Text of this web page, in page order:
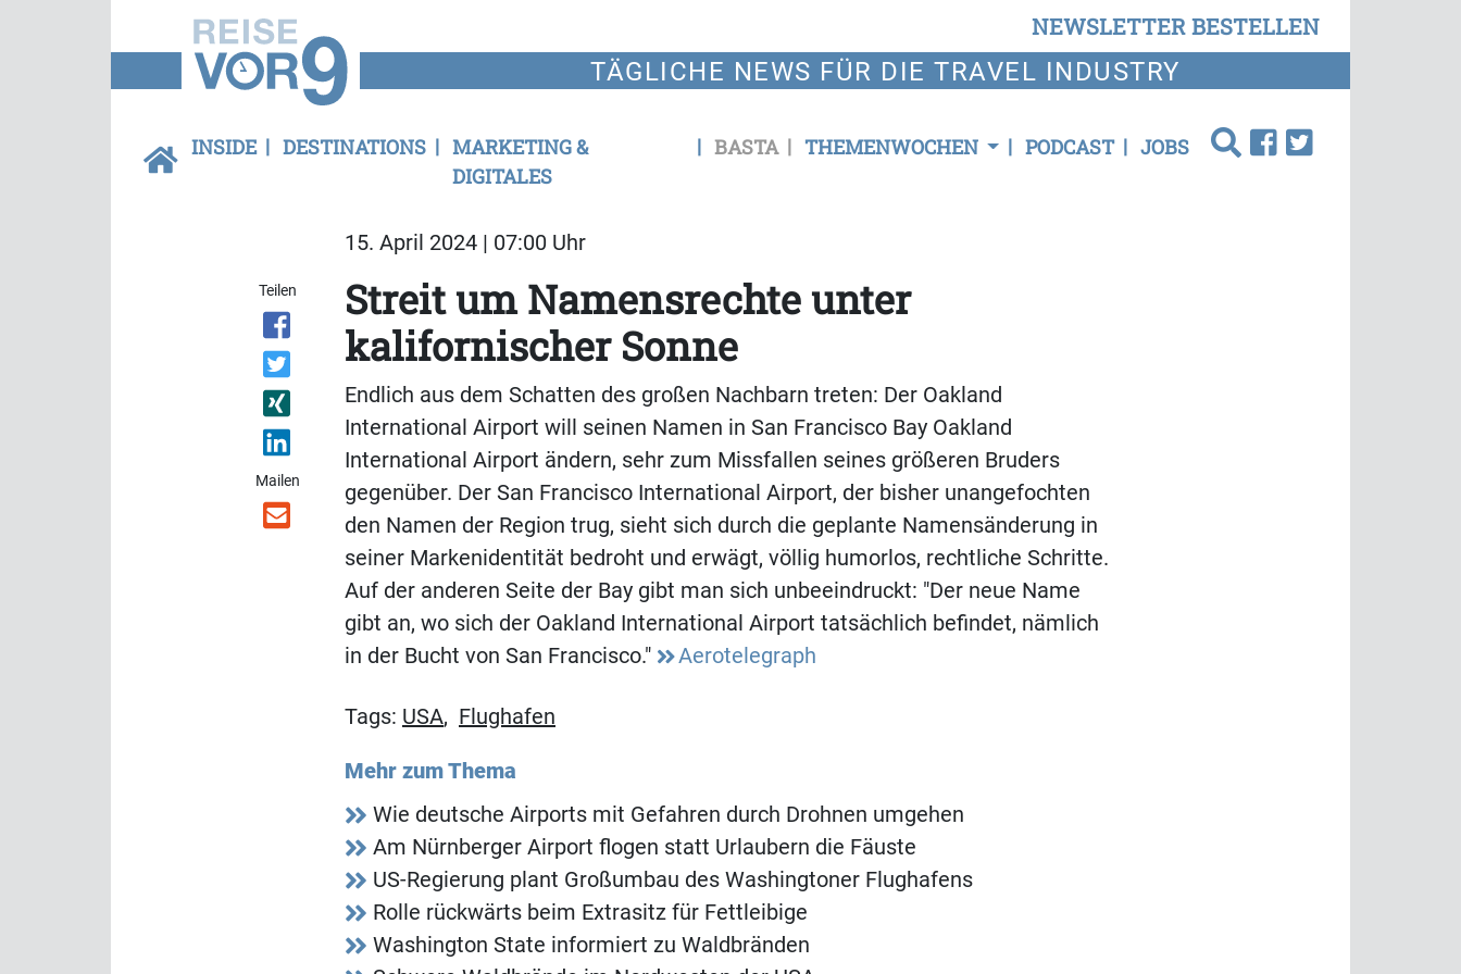
NEWSLETTER BESTELLEN
TÄGLICHE NEWS FÜR DIE TRAVEL INDUSTRY
INSIDE DESTINATIONS
MARKETING &
DIGITALES
BASTA THEMENWOCHEN PODCAST JOBS
15. April 2024 | 07:00 Uhr
Teilen
Mailen
Streit um Namensrechte unter
kalifornischer Sonne
Endlich aus dem Schatten des großen Nachbarn treten: Der Oakland
International Airport will seinen Namen in San Francisco Bay Oakland
International Airport ändern, sehr zum Missfallen seines größeren Bruders
gegenüber. Der San Francisco International Airport, der bisher unangefochten
den Namen der Region trug, sieht sich durch die geplante Namensänderung in
seiner Markenidentität bedroht und erwägt, völlig humorlos, rechtliche Schritte.
Auf der anderen Seite der Bay gibt man sich unbeeindruckt: "Der neue Name
gibt an, wo sich der Oakland International Airport tatsächlich befindet, nämlich
in der Bucht von San Francisco."
Aerotelegraph
Tags: USA, Flughafen
Mehr zum Thema
Wie deutsche Airports mit Gefahren durch Drohnen umgehen
Am Nürnberger Airport flogen statt Urlaubern die Fäuste
US-Regierung plant Großumbau des Washingtoner Flughafens
Rolle rückwärts beim Extrasitz für Fettleibige
Washington State informiert zu Waldbränden